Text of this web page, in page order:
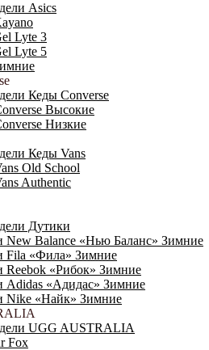
Asics
Lyte 3
Lyte 5
Кеды Converse
Высокие
Низкие
Кеды Vans
Old School
Authentic
Дутики
New Balance «Нью Баланс» Зимние
Fila «Фила» Зимние
Reebok «Рибок» Зимние
Adidas «Адидас» Зимние
Nike «Найк» Зимние
UGG AUSTRALIA
Fox